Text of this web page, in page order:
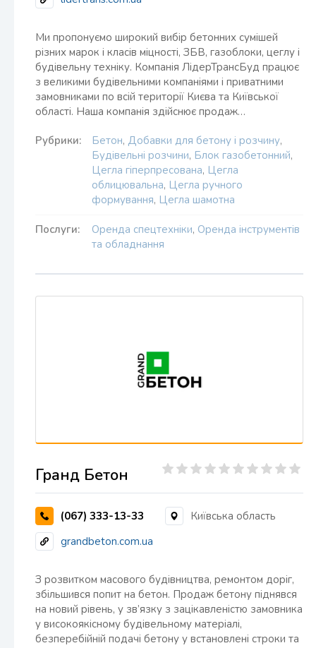
Ми пропонуємо широкий вибір бетонних сумішей
різних марок і класів міцності, ЗБВ, газоблоки, цеглу і
будівельну техніку. Компанія ЛідерТрансБуд працює
з великими будівельними компаніями і приватними
замовниками по всій території Києва та Київської
області. Наша компанія здійснює продаж…
Рубрики: Бетон, Добавки для бетону і розчину,
Будівельні розчини, Блок газобетонний,
Цегла гіперпресована, Цегла
облицювальна, Цегла ручного
формування, Цегла шамотна
Послуги: Оренда спецтехніки, Оренда інструментів
та обладнання
Гранд Бетон
(067) 333-13-33
Київська область
grandbeton.com.ua
З розвитком масового будівництва, ремонтом доріг,
збільшився попит на бетон. Продаж бетону піднявся
на новий рівень, у зв’язку з зацікавленістю замовника
у високоякісному будівельному матеріалі,
безперебійній подачі бетону у встановлені строки та